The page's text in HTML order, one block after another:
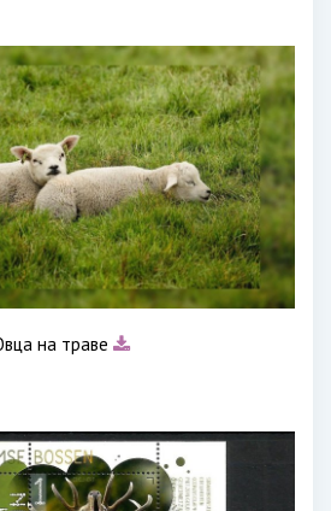
на траве